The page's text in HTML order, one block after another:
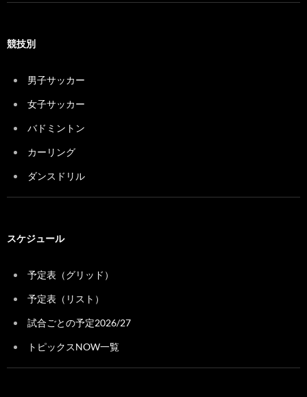
競技別
男子サッカー
女子サッカー
バドミントン
カーリング
ダンスドリル
スケジュール
予定表（グリッド）
予定表（リスト）
試合ごとの予定2026/27
トピックスNOW一覧